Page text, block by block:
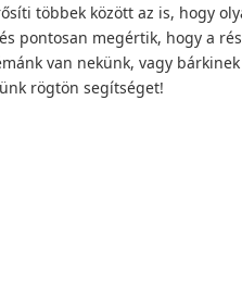
többek között az is, hogy
pontosan megértik, hogy a
van nekünk, vagy
rögtön segítséget!